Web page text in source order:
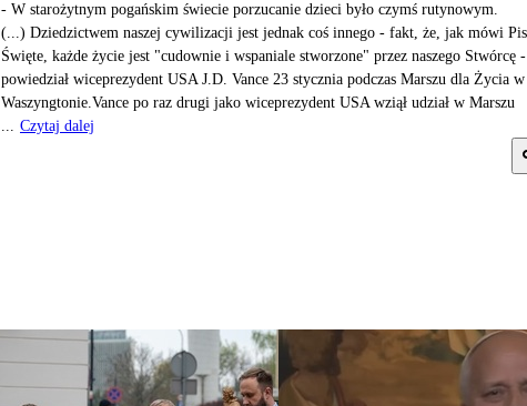
- W starożytnym pogańskim świecie porzucanie dzieci było czymś rutynowym.
(...) Dziedzictwem naszej cywilizacji jest jednak coś innego - fakt, że, jak mówi
Święte, każde życie jest "cudownie i wspaniale stworzone" przez naszego Stwórcę -
powiedział wiceprezydent USA J.D. Vance 23 stycznia podczas Marszu dla Życia w
Waszyngtonie.Vance po raz drugi jako wiceprezydent USA wziął udział w Marszu
... Czytaj dalej